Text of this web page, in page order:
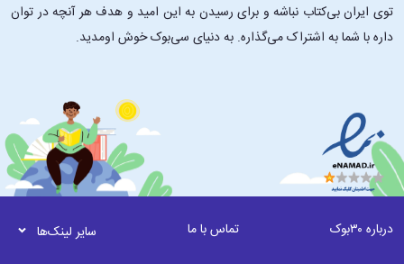
توی ایران بی‌کتاب نباشه و برای رسیدن به این امید و هدف هر آنچه در توان
داره با شما به اشتراک می‌گذاره. به دنیای سی‌بوک خوش اومدید.
درباره ۳۰بوک تماس با ما سایر لینک‌ها